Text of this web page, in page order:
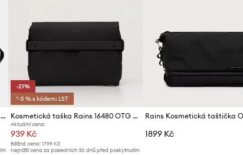
Kosmetická taška Rains 16250 Cosmetic Bag Zip W3
-21%
*-5 % s kódem: LST
Kosmetická taška Rains 16480 OTG Wash Bag W3
Aktuální cena:
939 Kč
Běžná cena: 1799 Kč
Nejnižší cena za posledních 30 dnů před poskytnutím
1899 Kč